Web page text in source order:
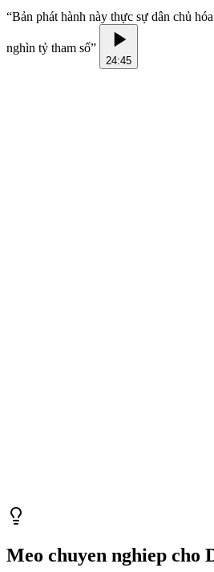
“Bản phát hành này thực sự dân chủ
nghìn tỷ tham số”
24:45
Meo chuyen nghiep cho